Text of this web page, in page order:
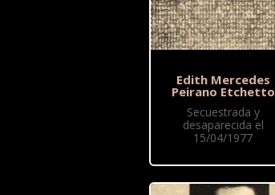
Edith Mercedes
Peirano Etchetto
Secuestrada y
desaparecida el
15/04/1977